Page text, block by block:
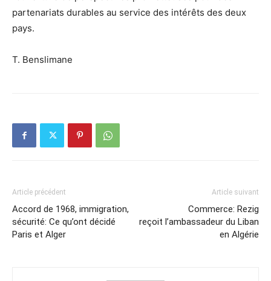
partenariats durables au service des intérêts des deux
pays.
T. Benslimane
Article précédent
Accord de 1968, immigration,
sécurité: Ce qu’ont décidé
Paris et Alger
Article suivant
Commerce: Rezig
reçoit l’ambassadeur du Liban
en Algérie